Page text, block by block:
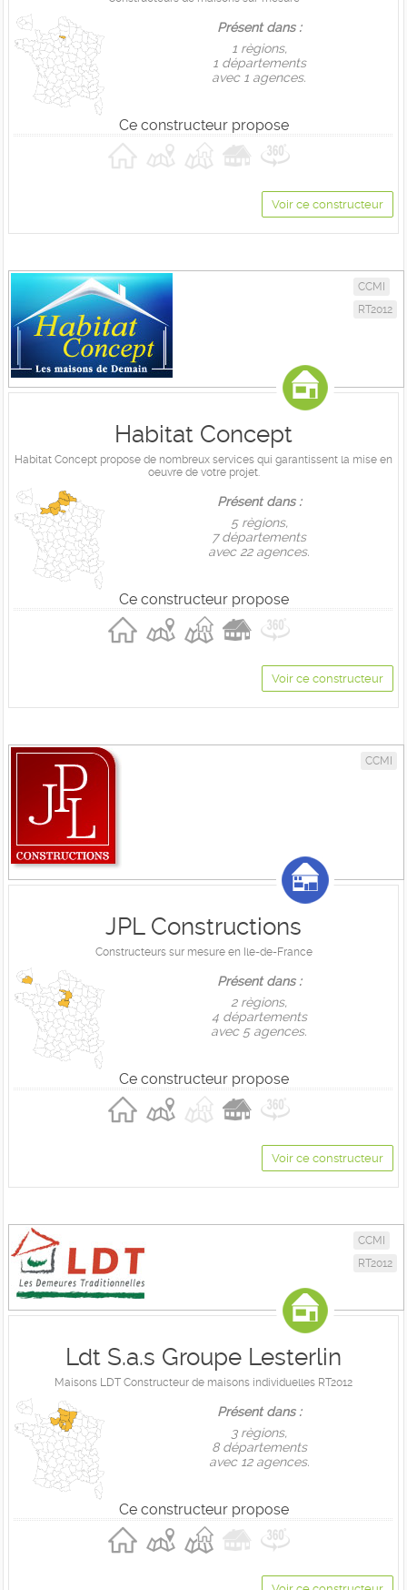
Présent dans :
1 règions,
1 départements
avec 1 agences.
Ce constructeur propose
Voir ce constructeur
CCMI
RT2012
Habitat Concept
Habitat Concept propose de nombreux services qui garantissent la mise en
oeuvre de votre projet.
Présent dans :
5 règions,
7 départements
avec 22 agences.
Ce constructeur propose
Voir ce constructeur
CCMI
JPL Constructions
Constructeurs sur mesure en Ile-de-France
Présent dans :
2 règions,
4 départements
avec 5 agences.
Ce constructeur propose
Voir ce constructeur
CCMI
RT2012
Ldt S.a.s Groupe Lesterlin
Maisons LDT Constructeur de maisons individuelles RT2012
Présent dans :
3 règions,
8 départements
avec 12 agences.
Ce constructeur propose